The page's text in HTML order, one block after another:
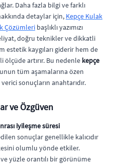
Daha fazla bilgi ve farklı
detaylar için, Kepçe Kulak
Çözümleri başlıklı yazımızı
doğru teknikler ve dikkatli
estetik kaygıları giderir hem de
artırır. Bu nedenle kepçe
tüm aşamalarına özen
sonuçların anahtarıdır.
ve Özgüven
iyileşme süresi
sonuçlar genellikle kalıcıdır
olumlu yönde etkiler.
yüzle orantılı bir görünüme